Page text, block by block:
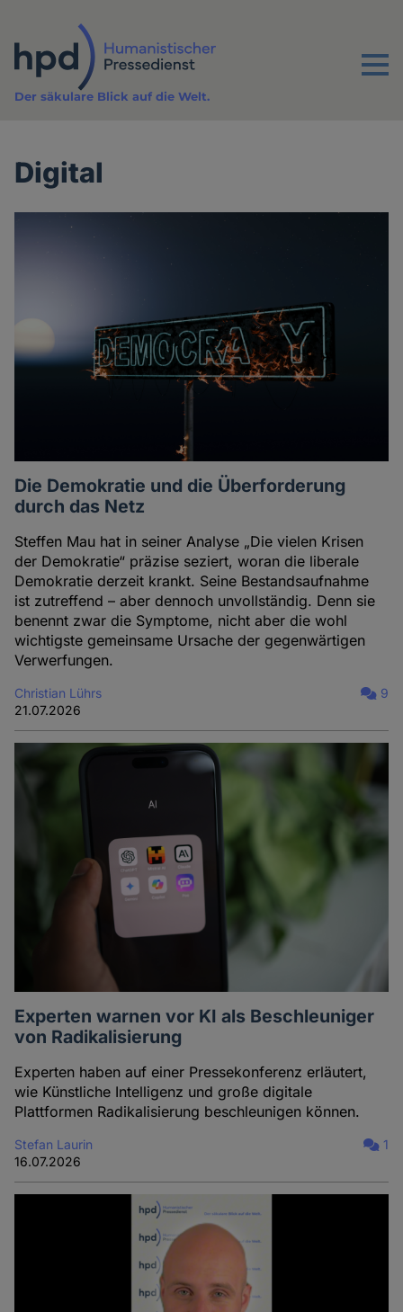
Inhalt
Menu
Der säkulare Blick auf die Welt.
Digital
Die Demokratie und die Überforderung
durch das Netz
Steffen Mau hat in seiner Analyse „Die vielen Krisen
der Demokratie“ präzise seziert, woran die liberale
Demokratie derzeit krankt. Seine Bestandsaufnahme
ist zutreffend – aber dennoch unvollständig. Denn sie
benennt zwar die Symptome, nicht aber die wohl
wichtigste gemeinsame Ursache der gegenwärtigen
Verwerfungen.
Christian Lührs
21.07.2026
9
Experten warnen vor KI als Beschleuniger
von Radikalisierung
Experten haben auf einer Pressekonferenz erläutert,
wie Künstliche Intelligenz und große digitale
Plattformen Radikalisierung beschleunigen können.
Stefan Laurin
16.07.2026
1